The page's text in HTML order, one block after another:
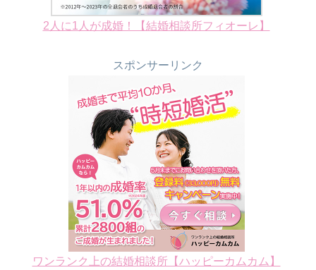
2人に1人が成婚！【結婚相談所フィオーレ】
スポンサーリンク
ワンランク上の結婚相談所【ハッピーカムカム】